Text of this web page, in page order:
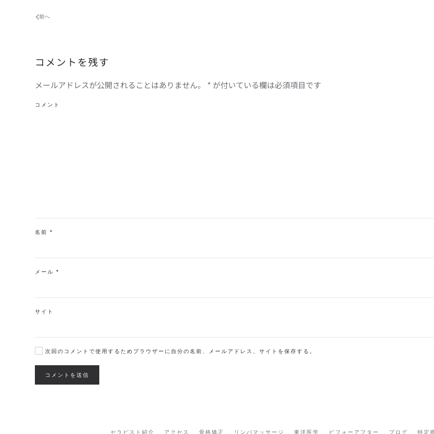
前へ
コメントを残す
メールアドレスが公開されることはありません。 * が付いている欄は必須項目です
コメント
名前 *
メール *
サイト
次回のコメントで使用するためブラウザーに自分の名前、メールアドレス、サイトを保存する。
コメントを送信
セラピスト紹介 アクセス 骨格矯正 リンパマッサージ 東洋医学 ビフォーアフター ブログ 特定